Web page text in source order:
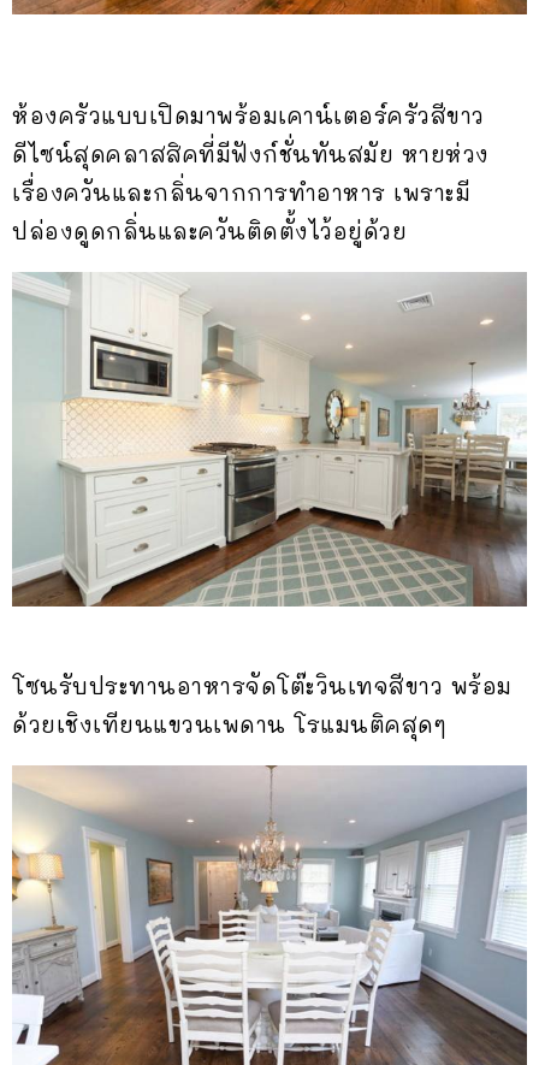
ห้องครัวแบบเปิดมาพร้อมเคาน์เตอร์ครัวสีขาว
ดีไซน์สุดคลาสสิคที่มีฟังก์ชั่นทันสมัย หายห่วง
เรื่องควันและกลิ่นจากการทำอาหาร เพราะมี
ปล่องดูดกลิ่นและควันติดตั้งไว้อยู่ด้วย
โซนรับประทานอาหารจัดโต๊ะวินเทจสีขาว พร้อม
ด้วยเชิงเทียนแขวนเพดาน โรแมนติคสุดๆ